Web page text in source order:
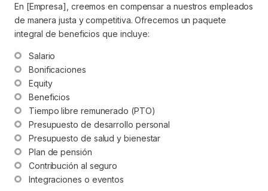
En [Empresa], creemos en compensar a nuestros empleados
de manera justa y competitiva. Ofrecemos un paquete
integral de beneficios que incluye:
Salario
Bonificaciones
Equity
Beneficios
Tiempo libre remunerado (PTO)
Presupuesto de desarrollo personal
Presupuesto de salud y bienestar
Plan de pensión
Contribución al seguro
Integraciones o eventos